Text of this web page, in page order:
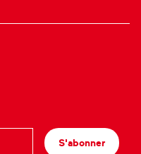
S'abonner